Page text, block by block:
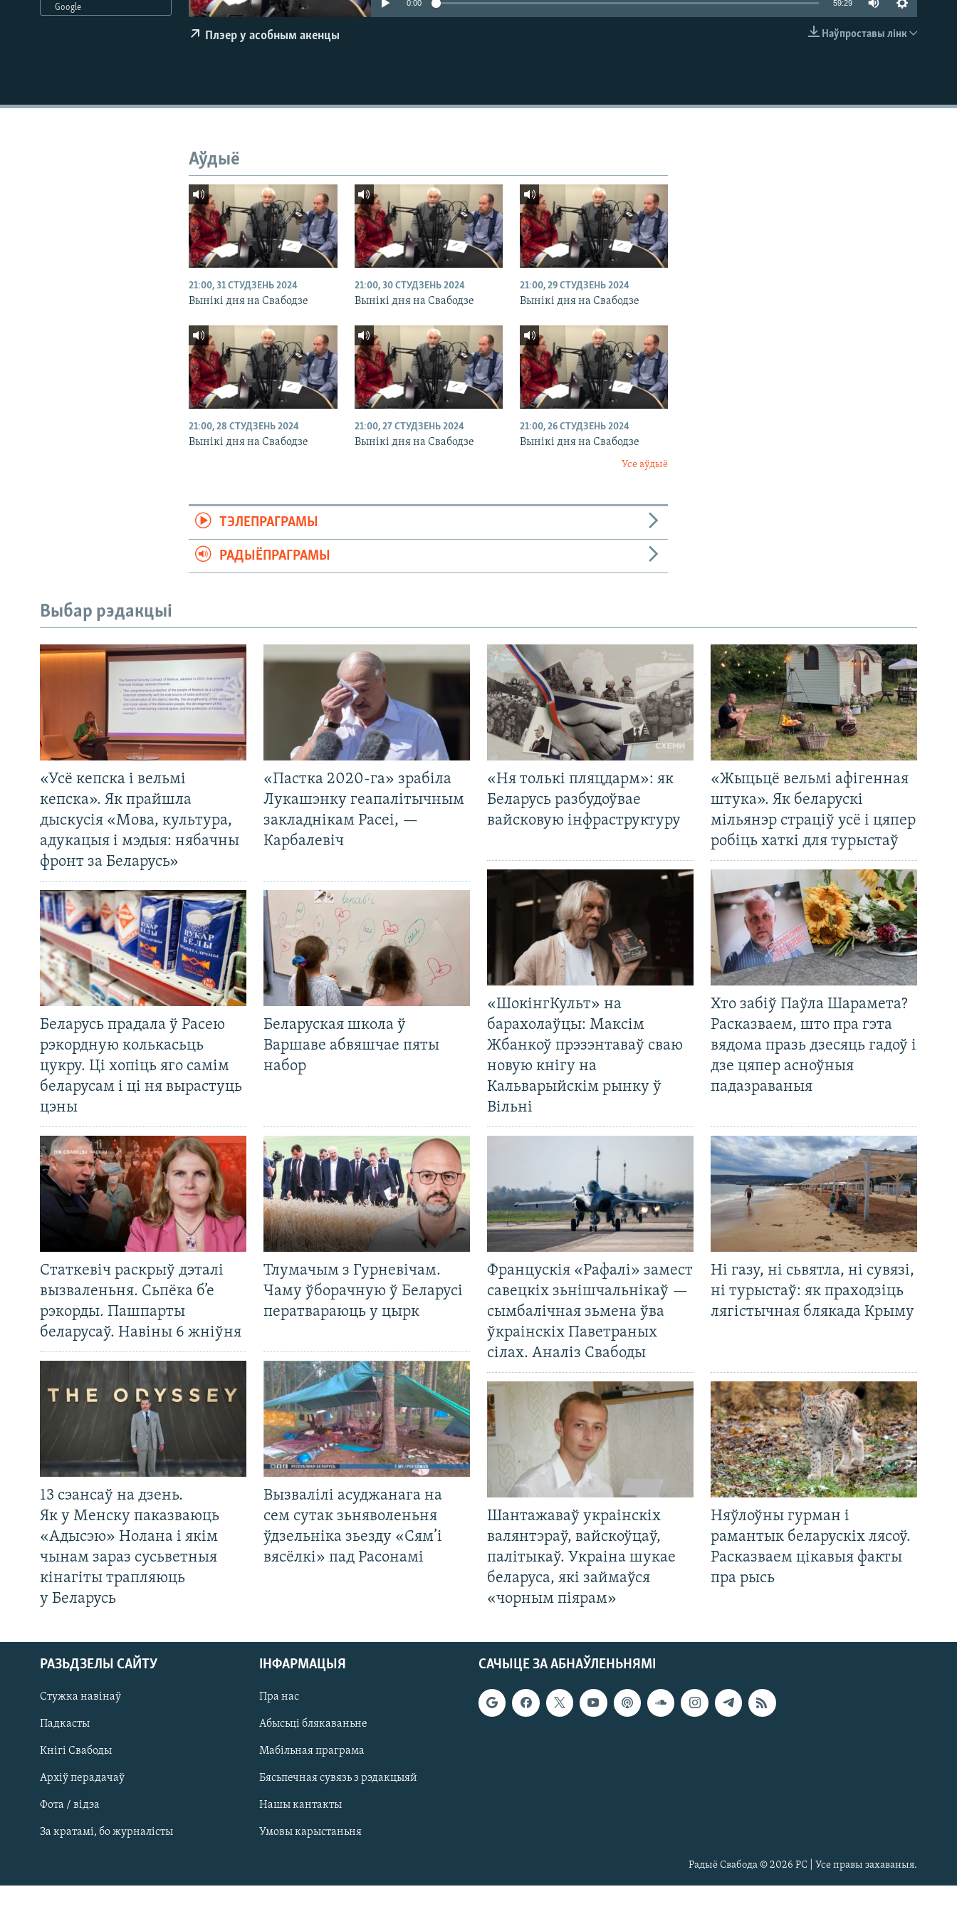
САЧЫЦЕ ЗА АБНАЎЛЕНЬНЯМІ
0:00 59:29
Наўпроставы лінк
Плэер у асобным акенцы
Google
Аўдыё
21:00, 31 СТУДЗЕНЬ 2024
Вынікі дня на Свабодзе
21:00, 30 СТУДЗЕНЬ 2024
Вынікі дня на Свабодзе
21:00, 29 СТУДЗЕНЬ 2024
Вынікі дня на Свабодзе
21:00, 28 СТУДЗЕНЬ 2024
Вынікі дня на Свабодзе
21:00, 27 СТУДЗЕНЬ 2024
Вынікі дня на Свабодзе
21:00, 26 СТУДЗЕНЬ 2024
Вынікі дня на Свабодзе
Усе аўдыё
ТЭЛЕПРАГРАМЫ
РАДЫЁПРАГРАМЫ
Выбар рэдакцыі
«Усё кепска і вельмі
кепска». Як прайшла
дыскусія «Мова, культура,
адукацыя і мэдыя: нябачны
фронт за Беларусь»
«Пастка 2020-га» зрабіла
Лукашэнку геапалітычным
закладнікам Расеі, —
Карбалевіч
Беларусь прадала ў Расею
рэкордную колькасьць
цукру. Ці хопіць яго самім
беларусам і ці ня вырастуць
цэны
Беларуская школа ў
Варшаве абвяшчае пяты
набор
Статкевіч раскрыў дэталі
вызваленьня. Сьпёка б’е
рэкорды. Пашпарты
беларусаў. Навіны 6 жніўня
Тлумачым з Гурневічам.
Чаму ўборачную ў Беларусі
ператвараюць у цырк
13 сэансаў на дзень.
Як у Менску паказваюць
«Адысэю» Нолана і якім
чынам зараз сусьветныя
кінагіты трапляюць
у Беларусь
Вызвалілі асуджанага на
сем сутак зьняволеньня
ўдзельніка зьезду «Сям’і
вясёлкі» пад Расонамі
«Ня толькі пляцдарм»: як
Беларусь разбудоўвае
вайсковую інфраструктуру
«Жыцьцё вельмі афігенная
штука». Як беларускі
мільянэр страціў усё і цяпер
робіць хаткі для турыстаў
«ШокінгКульт» на
барахолаўцы: Максім
Жбанкоў прэзэнтаваў сваю
новую кнігу на
Кальварыйскім рынку ў
Вільні
Хто забіў Паўла Шарамета?
Расказваем, што пра гэта
вядома празь дзесяць гадоў і
дзе цяпер асноўныя
падазраваныя
Францускія «Рафалі» замест
савецкіх зьнішчальнікаў —
сымбалічная зьмена ўва
ўкраінскіх Паветраных
сілах. Аналіз Свабоды
Ні газу, ні сьвятла, ні сувязі,
ні турыстаў: як праходзіць
лягістычная блякада Крыму
Шантажаваў украінскіх
валянтэраў, вайскоўцаў,
палітыкаў. Украіна шукае
беларуса, які займаўся
«чорным піярам»
Няўлоўны гурман і
рамантык беларускіх лясоў.
Расказваем цікавыя факты
пра рысь
САЧЫЦЕ ЗА АБНАЎЛЕНЬНЯМІ
РАЗЬДЗЕЛЫ САЙТУ
Стужка навінаў
Падкасты
Кнігі Свабоды
Архіў перадачаў
Фота / відэа
За кратамі, бо журналісты
ІНФАРМАЦЫЯ
Пра нас
Абысьці блякаваньне
Мабільная праграма
Бясьпечная сувязь з рэдакцыяй
Нашы кантакты
Умовы карыстаньня
Радыё Свабода © 2026 РС | Усе правы захаваныя.